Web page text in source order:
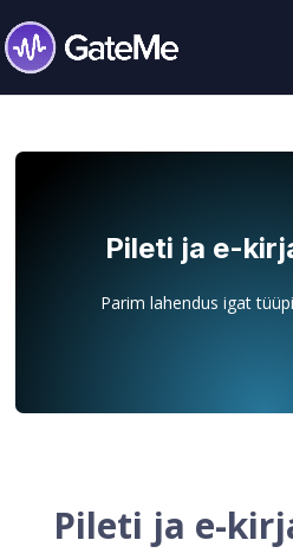
Pileti ja e-
Parim lahendus igat
Pileti ja e-